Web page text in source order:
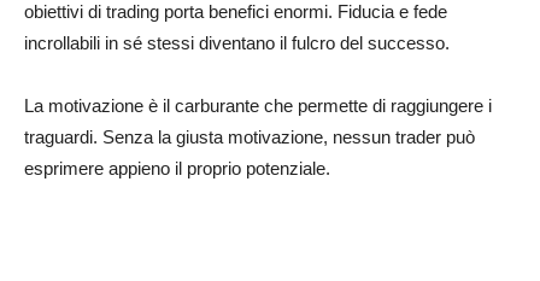
obiettivi di trading porta benefici enormi. Fiducia e fede
incrollabili in sé stessi diventano il fulcro del successo.
La motivazione è il carburante che permette di raggiungere i
traguardi. Senza la giusta motivazione, nessun trader può
esprimere appieno il proprio potenziale.